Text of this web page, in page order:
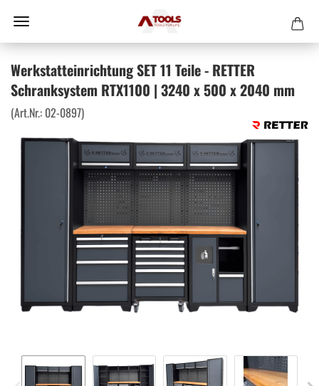
Werkstatteinrichtung SET 11 Teile - RETTER
Schranksystem RTX1100 | 3240 x 500 x 2040 mm
(Art.Nr.: 02-0897)